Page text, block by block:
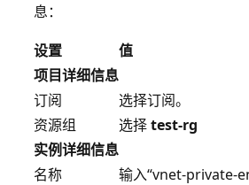
息：
设置
值
项目详细信息
订阅
选择订阅。
资源组
选择test-rg
实例详细信息
名称
输入“vnet-private-